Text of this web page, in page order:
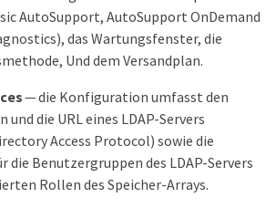
AutoSupport, AutoSupport OnDemand
das Wartungsfenster, die
Und dem Versandplan.
— die Konfiguration umfasst den
und die URL eines LDAP-Servers
Access Protocol) sowie die
die Benutzergruppen des LDAP-Servers
Rollen des Speicher-Arrays.